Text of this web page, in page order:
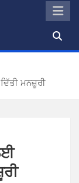
ਮਨਜ਼ੂਰੀ